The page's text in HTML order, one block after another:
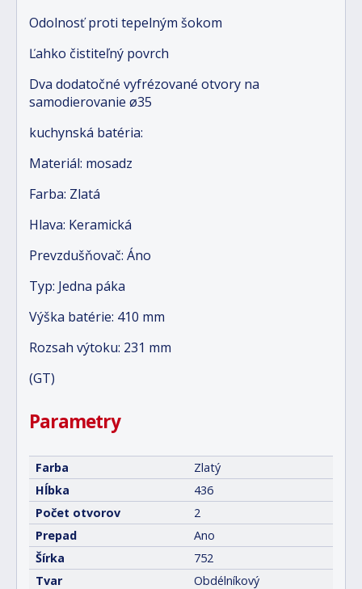
Odolnosť proti tepelným šokom
Ľahko čistiteľný povrch
Dva dodatočné vyfrézované otvory na
samodierovanie ø35
kuchynská batéria:
Materiál: mosadz
Farba: Zlatá
Hlava: Keramická
Prevzdušňovač: Áno
Typ: Jedna páka
Výška batérie: 410 mm
Rozsah výtoku: 231 mm
(GT)
Parametry
Farba
Zlatý
Hĺbka
436
Počet otvorov
2
Prepad
Ano
Šírka
752
Tvar
Obdélníkový